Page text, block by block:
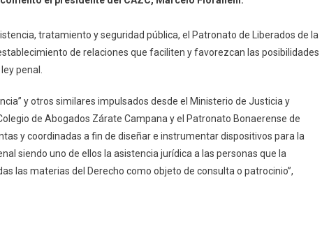
tratamiento y seguridad pública, el Patronato de Liberados de la
de relaciones que faciliten y favorezcan las posibilidades
penal.
y otros similares impulsados desde el Ministerio de Justicia y
de Abogados Zárate Campana y el Patronato Bonaerense de
y coordinadas a fin de diseñar e instrumentar dispositivos para la
siendo uno de ellos la asistencia jurídica a las personas que la
las materias del Derecho como objeto de consulta o patrocinio”,